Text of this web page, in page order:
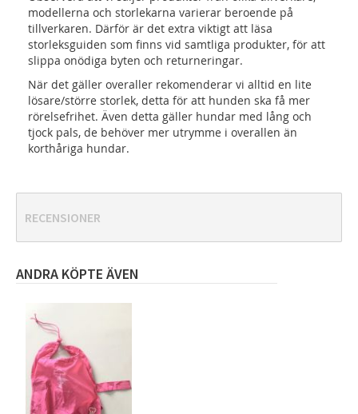
modellerna och storlekarna varierar beroende på
tillverkaren. Därför är det extra viktigt att läsa
storleksguiden som finns vid samtliga produkter, för att
slippa onödiga byten och returneringar.
När det gäller overaller rekomenderar vi alltid en lite
lösare/större storlek, detta för att hunden ska få mer
rörelsefrihet. Även detta gäller hundar med lång och
tjock pals, de behöver mer utrymme i overallen än
korthåriga hundar.
RECENSIONER
ANDRA KÖPTE ÄVEN